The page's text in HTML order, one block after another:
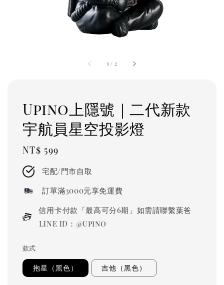
1 / 2
Upino上隱號｜二代新款
宇航員星空投影燈
Regular
price
NT$ 599
宅配/門市自取
訂單滿3000元享免運費
信用卡付款「最高可分6期」如需請聯繫葉爸
LINE ID：@upino
款式
抱星（黑色） 吉他（黑色）